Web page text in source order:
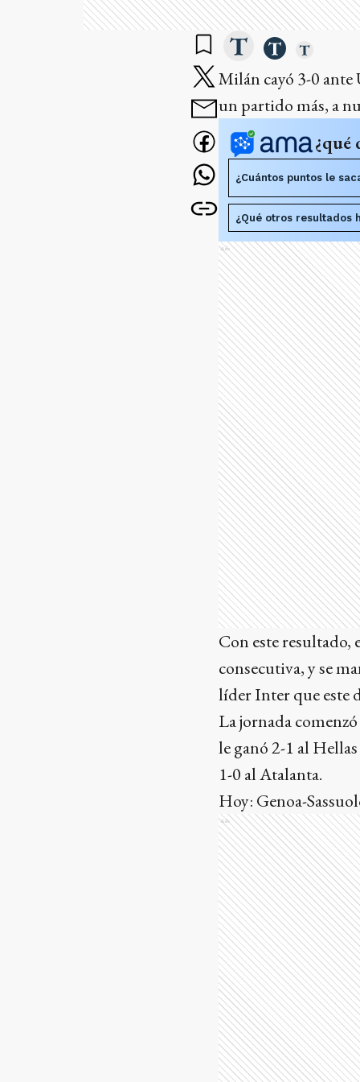
Milán cayó 3-0 ante
un partido más, a
¿qué
¿Cuántos puntos le
¿Qué otros resultados
Ads
Con este
consecutiva, y se
líder Inter que este
La jornada
le ganó 2-1 al
1-0 al Atalanta.
Hoy: Genoa-
Ads